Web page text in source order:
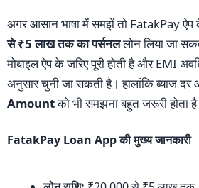
अगर आसान भाषा में समझें तो FatakPay ऐप
से ₹5 लाख तक का पर्सनललोन लिया जा
मोबाइल ऐप के जरिए पूरी होती है और EMI
अनुसार चुनी जा सकती है। हालांकि ब्याज
Amountको भी समझना बहुत जरूरी होता
FatakPay Loan App की मुख्य जानकारी